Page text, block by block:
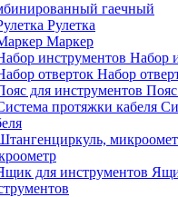
гаечный
Рулетка
Маркер
Набор
Набор